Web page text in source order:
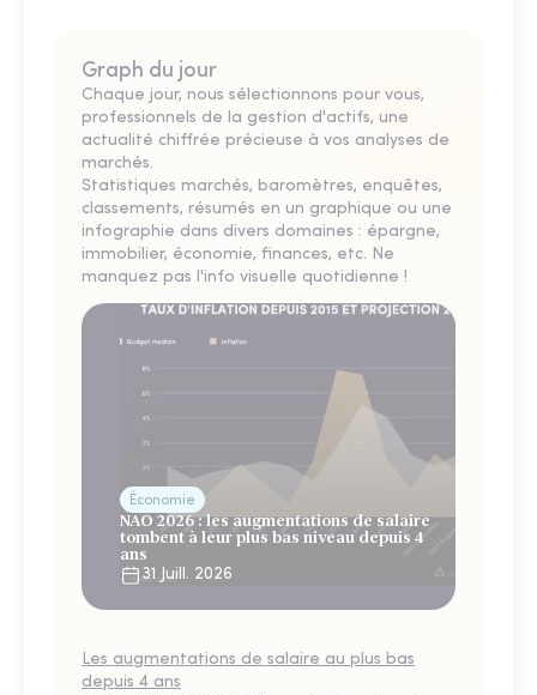
Graph du jour
Chaque jour, nous sélectionnons pour vous,
professionnels de la gestion d'actifs, une
actualité chiffrée précieuse à vos analyses de
marchés.
Statistiques marchés, baromètres, enquêtes,
classements, résumés en un graphique ou une
infographie dans divers domaines : épargne,
immobilier, économie, finances, etc. Ne
manquez pas l'info visuelle quotidienne !
Économie
NAO 2026 : les augmentations de salaire
tombent à leur plus bas niveau depuis 4
ans
31 Juill. 2026
Les augmentations de salaire au plus bas
depuis 4 ans